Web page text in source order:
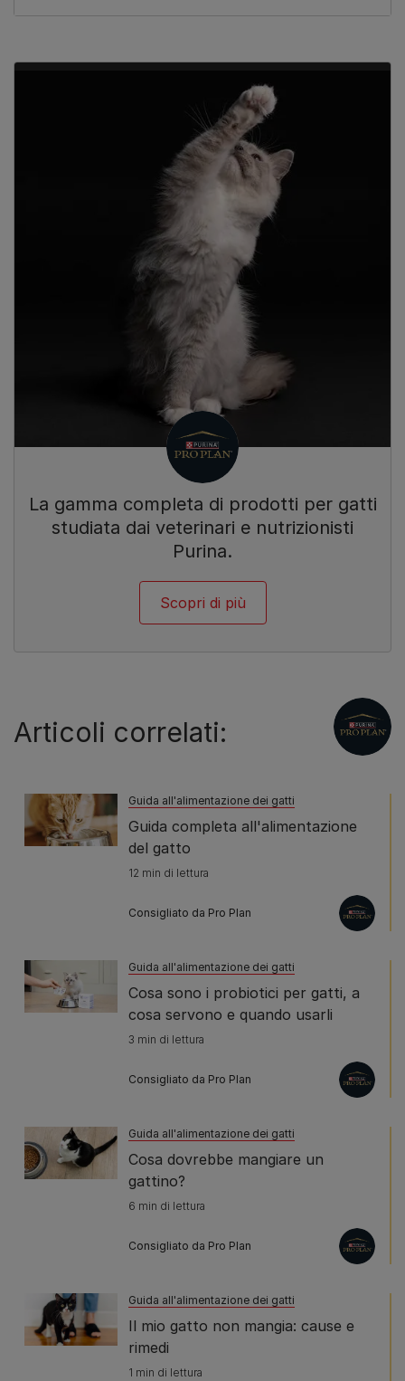
La gamma completa di prodotti per gatti
studiata dai veterinari e nutrizionisti
Purina.
Scopri di più
Articoli correlati:
Guida all'alimentazione dei gatti
Guida completa all'alimentazione
del gatto
12 min di lettura
Consigliato da Pro Plan
Guida all'alimentazione dei gatti
Cosa sono i probiotici per gatti, a
cosa servono e quando usarli
3 min di lettura
Consigliato da Pro Plan
Guida all'alimentazione dei gatti
Cosa dovrebbe mangiare un
gattino?
6 min di lettura
Consigliato da Pro Plan
Guida all'alimentazione dei gatti
Il mio gatto non mangia: cause e
rimedi
1 min di lettura